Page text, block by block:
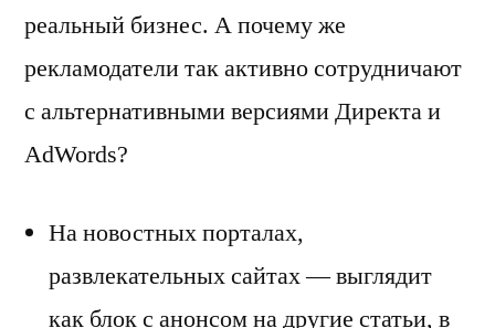
реальный бизнес. А почему же
рекламодатели так активно сотрудничают
с альтернативными версиями Директа и
AdWords?
На новостных порталах,
развлекательных сайтах — выглядит
как блок с анонсом на другие статьи, в